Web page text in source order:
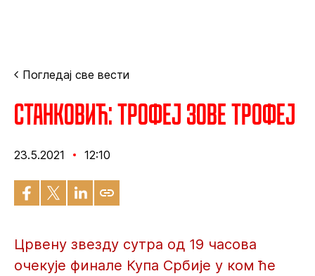
Погледај све вести
Станковић: Трофеј зове трофеј
23.5.2021 12:10
Црвену звезду сутра од 19 часова
очекује финале Купа Србије у ком ће